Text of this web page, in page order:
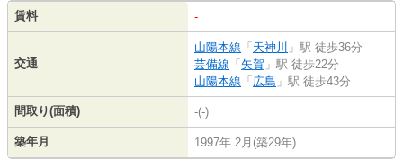
賃料 -
交通
山陽本線 「 天神川 」駅 徒歩36分
芸備線 「 矢賀 」駅 徒歩22分
山陽本線 「 広島 」駅 徒歩43分
間取り(面積) -(-)
築年月 1997年 2月(築29年)